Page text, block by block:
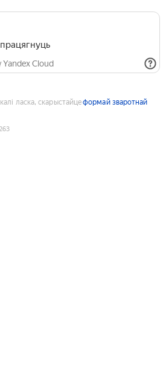
Cloud
ласка, скарыстайцеформай зваротнай